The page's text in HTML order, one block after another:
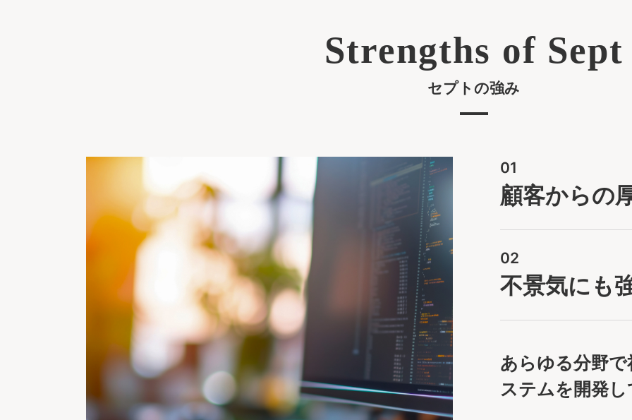
Strengths of Sept
セプトの強み
01
顧客からの
02
不景気にも
あらゆる分野
ステムを開発